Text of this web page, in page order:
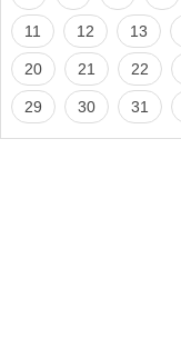
11 12 13
20 21 22
29 30 31